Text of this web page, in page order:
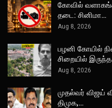
கோவில்
தடை: சினிமா…
Aug 8, 2026
பழனி கோயில்
சிறையில்
Aug 8, 2026
முதல்வர் விஜய்
திமுக,…